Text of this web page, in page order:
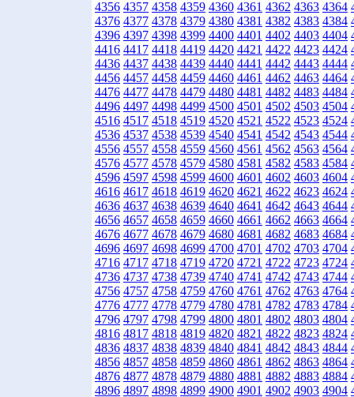
4356 4357 4358 4359 4360 4361 4362 4363 4364
4376 4377 4378 4379 4380 4381 4382 4383 4384
4396 4397 4398 4399 4400 4401 4402 4403 4404
4416 4417 4418 4419 4420 4421 4422 4423 4424
4436 4437 4438 4439 4440 4441 4442 4443 4444
4456 4457 4458 4459 4460 4461 4462 4463 4464
4476 4477 4478 4479 4480 4481 4482 4483 4484
4496 4497 4498 4499 4500 4501 4502 4503 4504
4516 4517 4518 4519 4520 4521 4522 4523 4524
4536 4537 4538 4539 4540 4541 4542 4543 4544
4556 4557 4558 4559 4560 4561 4562 4563 4564
4576 4577 4578 4579 4580 4581 4582 4583 4584
4596 4597 4598 4599 4600 4601 4602 4603 4604
4616 4617 4618 4619 4620 4621 4622 4623 4624
4636 4637 4638 4639 4640 4641 4642 4643 4644
4656 4657 4658 4659 4660 4661 4662 4663 4664
4676 4677 4678 4679 4680 4681 4682 4683 4684
4696 4697 4698 4699 4700 4701 4702 4703 4704
4716 4717 4718 4719 4720 4721 4722 4723 4724
4736 4737 4738 4739 4740 4741 4742 4743 4744
4756 4757 4758 4759 4760 4761 4762 4763 4764
4776 4777 4778 4779 4780 4781 4782 4783 4784
4796 4797 4798 4799 4800 4801 4802 4803 4804
4816 4817 4818 4819 4820 4821 4822 4823 4824
4836 4837 4838 4839 4840 4841 4842 4843 4844
4856 4857 4858 4859 4860 4861 4862 4863 4864
4876 4877 4878 4879 4880 4881 4882 4883 4884
4896 4897 4898 4899 4900 4901 4902 4903 4904